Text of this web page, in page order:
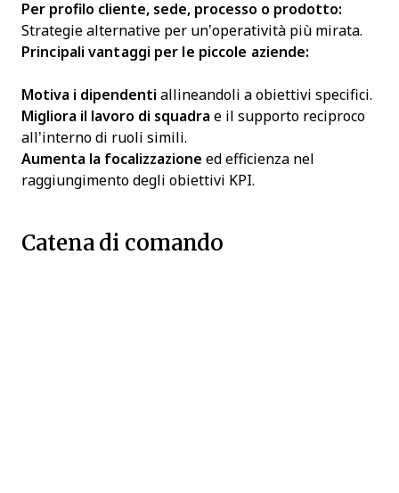
Per profilo cliente, sede, processo o prodotto:
Strategie alternative per un’operatività più mirata.
Principali vantaggi per le piccole aziende:
Motiva i dipendenti allineandoli a obiettivi specifici.
Migliora il lavoro di squadra e il supporto reciproco
all’interno di ruoli simili.
Aumenta la focalizzazione ed efficienza nel
raggiungimento degli obiettivi KPI.
Catena di comando